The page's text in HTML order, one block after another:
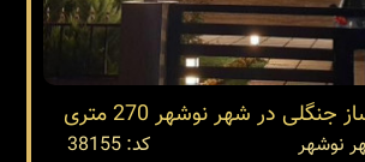
جنگلی در شهر نوشهر 270 متری
نوشهر
کد: 38155